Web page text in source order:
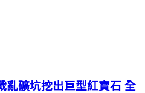
亂礦坑挖出巨型紅寶石 全